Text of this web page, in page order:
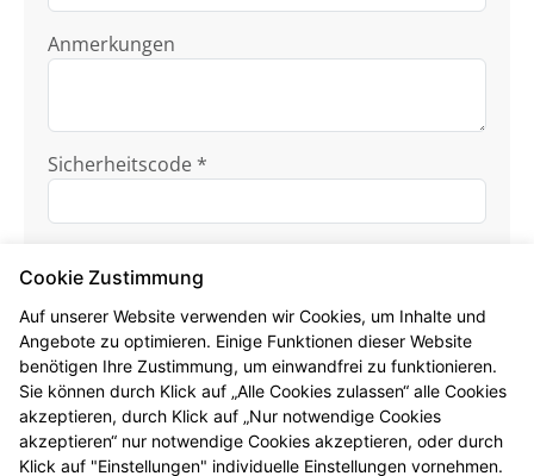
Anmerkungen
Sicherheitscode *
Ich habe dieDatenschutzhinweisezur
Kenntnis genommen.
Formular jetzt absenden
Cookie Zustimmung
Auf unserer Website verwenden wir Cookies, um Inhalte und
Angebote zu optimieren. Einige Funktionen dieser Website
benötigen Ihre Zustimmung, um einwandfrei zu funktionieren.
Sie können durch Klick auf „Alle Cookies zulassen“ alle Cookies
akzeptieren, durch Klick auf „Nur notwendige Cookies
akzeptieren“ nur notwendige Cookies akzeptieren, oder durch
Klick auf "Einstellungen" individuelle Einstellungen vornehmen.